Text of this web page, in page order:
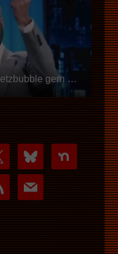
Wir helfen Böhmermanns Hetzbubble gern auf den Pfad der Erinnerung zurück
bluesky nextdoor
mail